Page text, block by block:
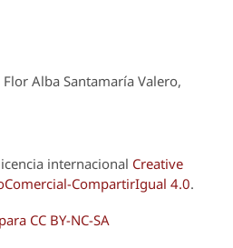
Alba Santamaría Valero,
internacional Creative
CompartirIgual 4.0.